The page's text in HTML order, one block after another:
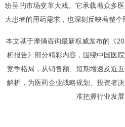
纷呈的市场变革大戏。它承载着众多
大患者的用药需求，也深刻反映着整个
本文基于摩熵咨询最新权威发布的《
析报告》部分精彩内容，围绕中国医
竞争格局，从销售额、短期增速及近
解析，为医药企业战略规划、投资者
准把握行业发展